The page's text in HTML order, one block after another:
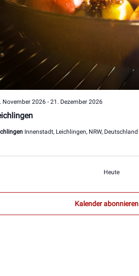
November 2026- 21. Dezember 2026
Innenstadt, Leichlingen, NRW, Deutschland
Heute
Kalender abonnieren